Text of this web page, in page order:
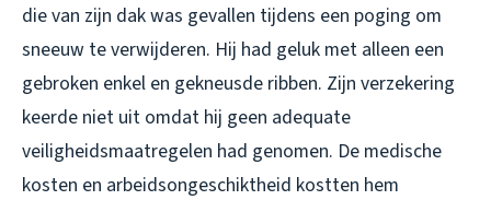
die van zijn dak was gevallen tijdens een poging om
sneeuw te verwijderen. Hij had geluk met alleen een
gebroken enkel en gekneusde ribben. Zijn verzekering
keerde niet uit omdat hij geen adequate
veiligheidsmaatregelen had genomen. De medische
kosten en arbeidsongeschiktheid kostten hem